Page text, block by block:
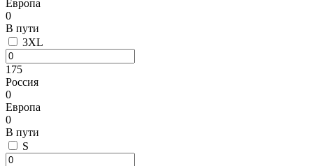
Европа
0
В пути
3XL
175
Россия
0
Европа
0
В пути
S